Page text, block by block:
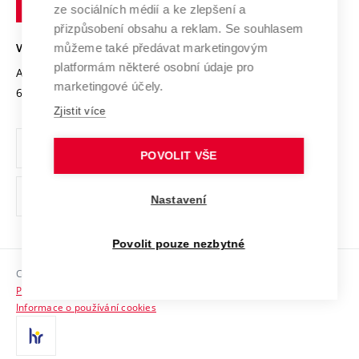
Open Science
Projekty
Projekty ze strukturálních fondů
Specifický výzkum
Mezinárodní dohody
Univerzitní sítě
Bezpečná univerzita
Vyznamenání
Organizační struktura
Ochrana osobních údajů
odkaz)
Sociální bezpečí
HR Award
Kontakty
VYSOKÉ UČENÍ TECHNICKÉ V BRNĚ
Antonínská 548/1
602 00 Brno
www.vut.cz
vut@vutbr.cz
Copyright © 2026 VUT
Prohlášení o přístupnosti
Informace o používání cookies
ze sociálních médií a ke zlepšení a
přizpůsobení obsahu a reklam. Se souhlasem
můžeme také předávat marketingovým
platformám některé osobní údaje pro
marketingové účely.
Zjistit více
POVOLIT VŠE
Nastavení
Povolit pouze nezbytné